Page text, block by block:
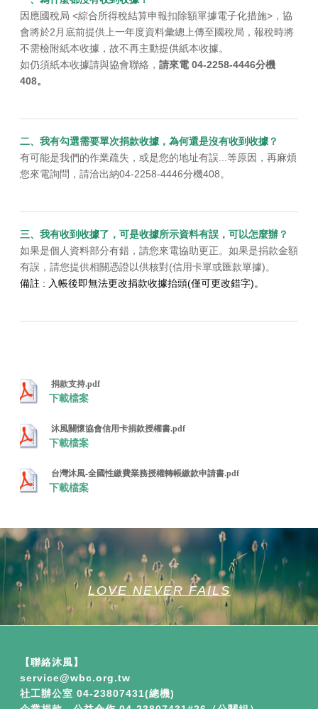
因應國稅局 <綜合所得稅結算申報扣除額單據電子化措施>，協
會將於2月底前提供上一年度資料彙總上傳至國稅局，報稅時將
不需檢附紙本收據，故不再主動提供紙本收據。
如仍須紙本收據請與協會聯絡， 請來電 04-2258-4446分機
408。
二、我有勾選需要單次捐款收據，為何還是沒有收到收據？
有可能是我們的作業疏失，或是您的地址有誤...等原因，再麻煩
您來電詢問，請洽出納04-2258-4446分機408。
三、我有收到收據了，可是收據所示資料有誤，可以怎麼辦？
如果是個人資料部分有錯，請您來電協助更正。如果是捐款金額
有誤，請您提供相關憑證以供核對(信用卡單或匯款單據)。
備註 : 入帳後即無法更改捐款收據抬頭(僅可更改錯字)。
捐款支持.pdf
下載檔案
沐風關懷協會信用卡捐款授權書.pdf
下載檔案
台灣沐風-全國性繳費業務授權轉帳繳款申請書.pdf
下載檔案
LOVE NEVER FAILS
【聯絡沐風】
service​@wbc.org.tw
社工辦公室 04-23807431(總機)